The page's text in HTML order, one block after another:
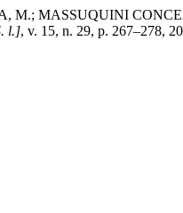
M.; MASSUQUINI
l.], v. 15, n. 29, p. 267–278,